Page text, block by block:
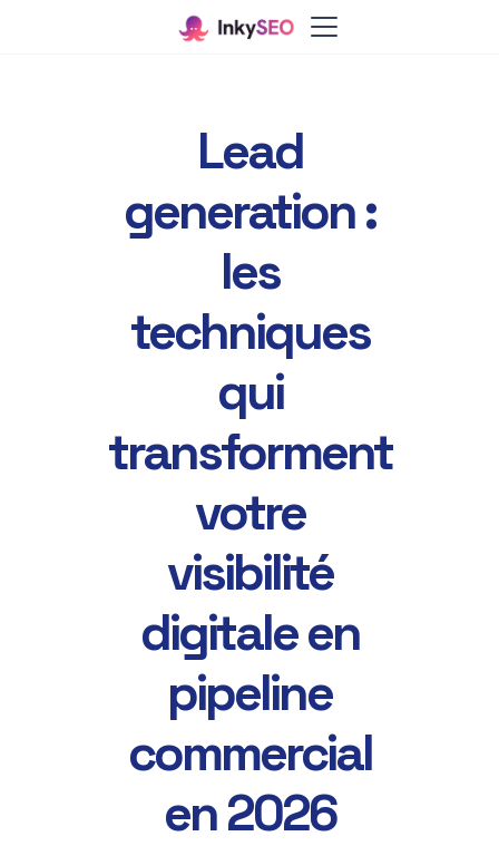
Lead
generation :
les
techniques
qui
transforment
votre
visibilité
digitale en
pipeline
commercial
en 2026